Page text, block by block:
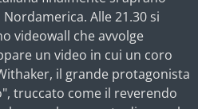
Alle 21.30 si
videowall che avvolge
un video in cui un coro
il grande protagonista
truccato come il reverendo